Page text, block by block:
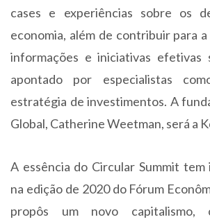
cases e experiências sobre os
economia, além de contribuir para
informações e iniciativas efetivas
apontado por especialistas
estratégia de investimentos. A
Global, Catherine Weetman, será a
A essência do Circular Summit
na edição de 2020 do Fórum
propôs um novo